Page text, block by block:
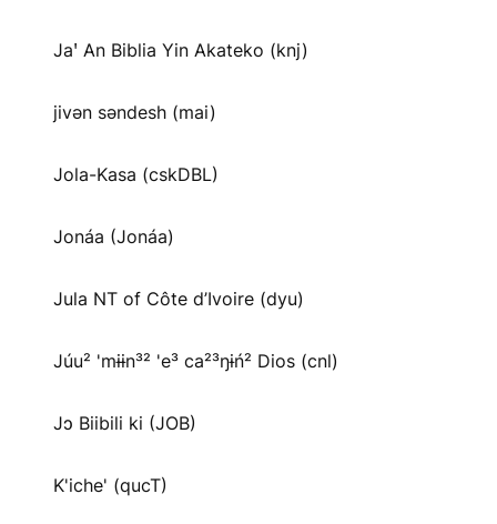
Jaꞌ An Biblia Yin Akateko (knj)
jivən səndesh (mai)
Jola-Kasa (cskDBL)
Jonáa (Jonáa)
Jula NT of Côte d’Ivoire (dyu)
Júu² 'mɨɨn³² 'e³ ca²³ŋɨń² Dios (cnl)
Jɔ Biibili ki (JOB)
K'iche' (qucT)